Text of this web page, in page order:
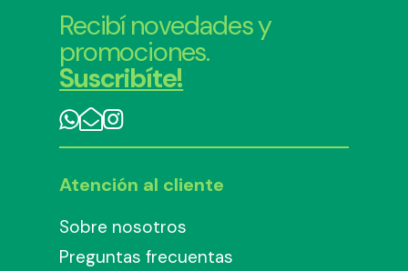
Recibí novedades y
promociones.
Suscribíte!
Atención al cliente
Sobre nosotros
Preguntas frecuentas